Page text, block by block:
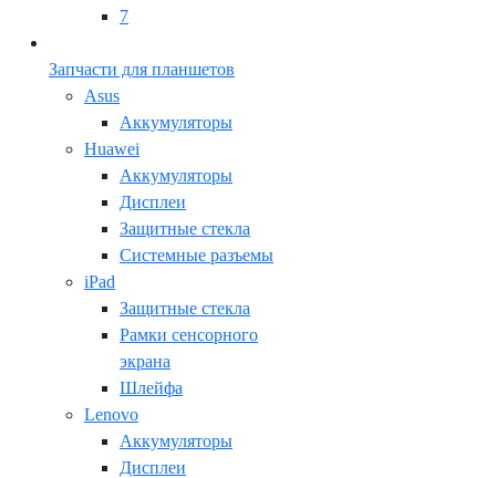
7
Запчасти для планшетов
Asus
Аккумуляторы
Huawei
Аккумуляторы
Дисплеи
Защитные стекла
Системные разъемы
iPad
Защитные стекла
Рамки сенсорного
экрана
Шлейфа
Lenovo
Аккумуляторы
Дисплеи